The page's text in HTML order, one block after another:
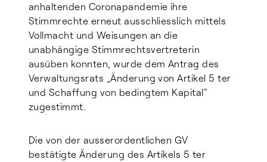
anhaltenden Coronapandemie ihre
Stimmrechte erneut ausschliesslich mittels
Vollmacht und Weisungen an die
unabhängige Stimmrechtsvertreterin
ausüben konnten, wurde dem Antrag des
Verwaltungsrats „Änderung von Artikel 5 ter
und Schaffung von bedingtem Kapital“
zugestimmt.
Die von der ausserordentlichen GV
bestätigte Änderung des Artikels 5 ter